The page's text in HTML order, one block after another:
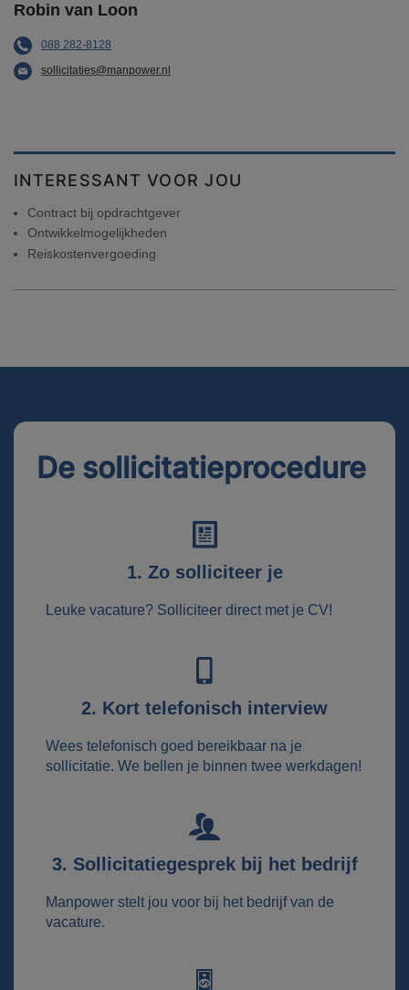
Robin van Loon
088 282-8128
sollicitaties@manpower.nl
INTERESSANT VOOR JOU
Contract bij opdrachtgever
Ontwikkelmogelijkheden
Reiskostenvergoeding
De sollicitatieprocedure
1. Zo solliciteer je
Leuke vacature? Solliciteer direct met je CV!
2. Kort telefonisch interview
Wees telefonisch goed bereikbaar na je
sollicitatie. We bellen je binnen twee werkdagen!
3. Sollicitatiegesprek bij het bedrijf
Manpower stelt jou voor bij het bedrijf van de
vacature.